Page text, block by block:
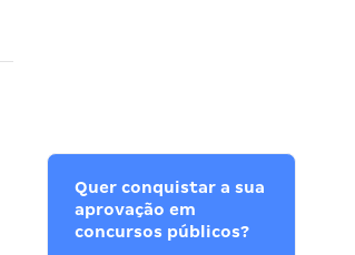
Quer conquistar a sua
aprovação em
concursos públicos?